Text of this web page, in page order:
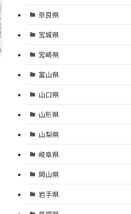
奈良県
宮城県
宮崎県
富山県
山口県
山形県
山梨県
岐阜県
岡山県
岩手県